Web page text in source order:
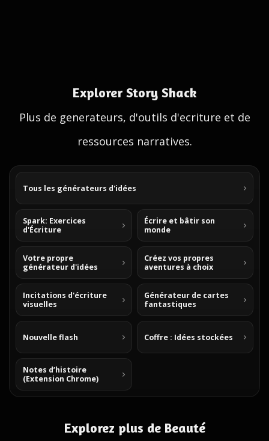
Explorer Story Shack
Plus de generateurs, d'outils d'ecriture et de
ressources narratives.
Tous les générateurs d'idées
Spark: Exercices
d'Écriture
Écrire et bâtir son
monde
Votre propre
générateur d'idées
Créez vos propres
aventures à choix
Incitations d'écriture
visuelles
Générateur de cartes
fantastiques
Nouvelle flash Coffre : Idées stockées
Notes d’histoire
(Extension Chrome)
Explorez plus de Beauté